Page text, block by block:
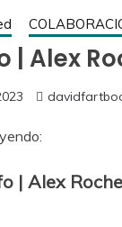
| Alex
| Alex